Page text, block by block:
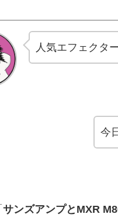
人気エフェクタ
今
サンズアンプとMXR